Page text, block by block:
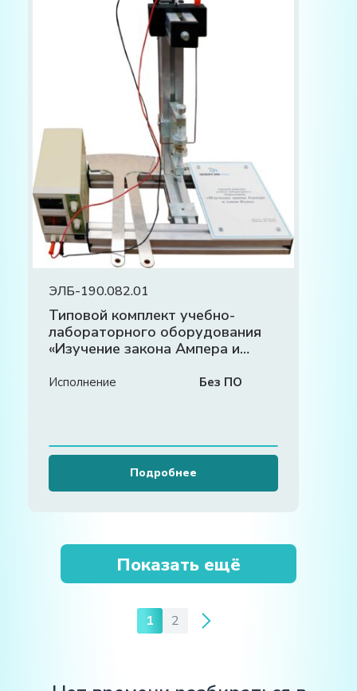
ЭЛБ-190.082.01
Типовой комплект учебно-
лабораторного оборудования
«Изучение закона Ампера и
Исполнение Без ПО
Подробнее
Показать ещё
1 2